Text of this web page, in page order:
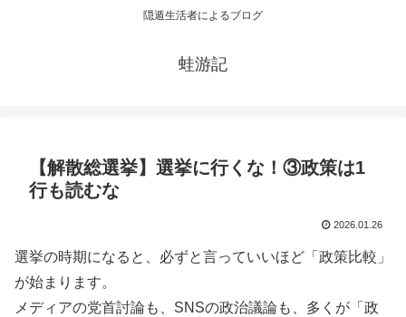
隠遁生活者によるブログ
蛙游記
【解散総選挙】選挙に行くな！③政策は1
行も読むな
2026.01.26
選挙の時期になると、必ずと言っていいほど「政策比較」
が始まります。
メディアの党首討論も、SNSの政治議論も、多くが「政